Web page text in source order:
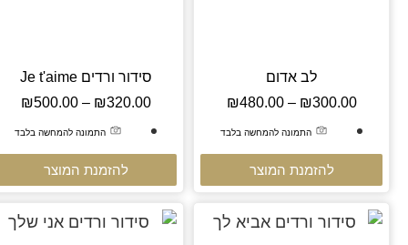
לב אדום
₪300.00
–
₪480.00
התמונה להמחשה בלבד
להזמנת המוצר
סידור ורדים Je t'aime
₪320.00
–
₪500.00
התמונה להמחשה בלבד
להזמנת המוצר